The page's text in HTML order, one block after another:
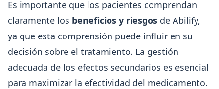
Es importante que los pacientes comprendan
claramente los beneficios y riesgos de Abilify,
ya que esta comprensión puede influir en su
decisión sobre el tratamiento. La gestión
adecuada de los efectos secundarios es esencial
para maximizar la efectividad del medicamento.